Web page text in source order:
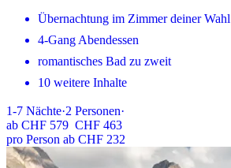
Übernachtung im Zimmer deiner Wahl
4-Gang Abendessen
romantisches Bad zu zweit
10 weitere Inhalte
1-7 Nächte·2 Personen·
ab CHF 579 CHF 463
pro Person ab CHF 232